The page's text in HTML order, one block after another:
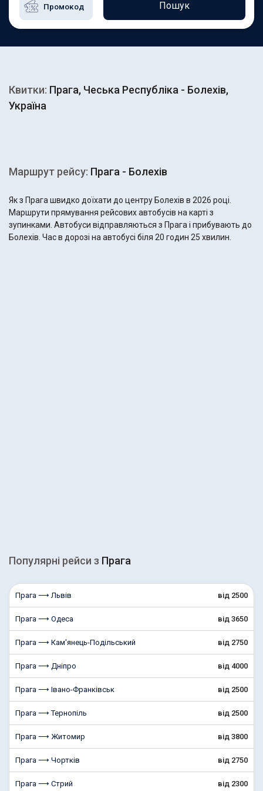
Пошук
Квитки: Прага, Чеська Республіка - Болехів,
Україна
Маршрут рейсу: Прага - Болехів
Як з Прага швидко доїхати до центру Болехів в 2026 році.
Маршрути прямування рейсових автобусів на карті з
зупинками. Автобуси відправляються з Прага і прибувають до
Болехів. Час в дорозі на автобусі біля 20 годин 25 хвилин.
Популярні рейcи з Прага
Прага ⟶ Львів від 2500
Прага ⟶ Одеса від 3650
Прага ⟶ Кам'янець-Подільський від 2750
Прага ⟶ Дніпро від 4000
Прага ⟶ Івано-Франківськ від 2500
Прага ⟶ Тернопіль від 2500
Прага ⟶ Житомир від 3800
Прага ⟶ Чортків від 2750
Прага ⟶ Стрий від 2300